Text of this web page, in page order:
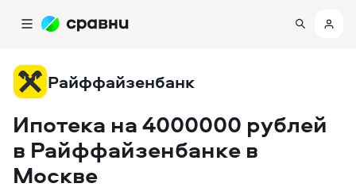
Райффайзенбанк
Ипотека на 4000000 рублей
в Райффайзенбанке в
Москве